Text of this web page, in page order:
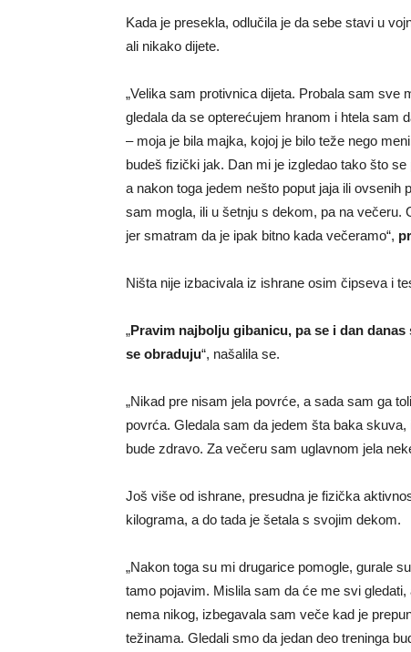
Kada je presekla, odlučila je da sebe stavi u
ali nikako dijete.
„Velika sam protivnica dijeta. Probala sam sve
gledala da se opterećujem hranom i htela sam
– moja je bila majka, kojoj je bilo teže nego
budeš fizički jak. Dan mi je izgledao tako što
a nakon toga jedem nešto poput jaja ili
sam mogla, ili u šetnju s dekom, pa na večeru.
jer smatram da je ipak bitno kada večeramo“,
Ništa nije izbacivala iz ishrane osim čipseva i
„Pravim najbolju gibanicu, pa se i dan
se obraduju“, našalila se.
„Nikad pre nisam jela povrće, a sada sam ga
povrća. Gledala sam da jedem šta baka
bude zdravo. Za večeru sam uglavnom jela
Još više od ishrane, presudna je fizička
kilograma, a do tada je šetala s svojim dekom.
„Nakon toga su mi drugarice pomogle, gurale
tamo pojavim. Mislila sam da će me svi
nema nikog, izbegavala sam veče kad je
težinama. Gledali smo da jedan deo treninga